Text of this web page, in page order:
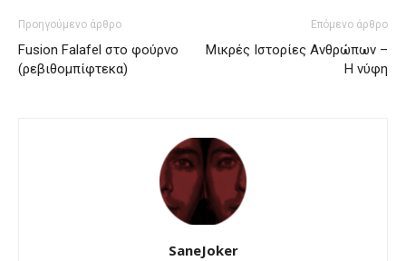
Προηγούμενο άρθρο
Fusion Falafel στο φούρνο
(ρεβιθομπίφτεκα)
Επόμενο άρθρο
Μικρές Ιστορίες Ανθρώπων –
Η νύφη
SaneJoker